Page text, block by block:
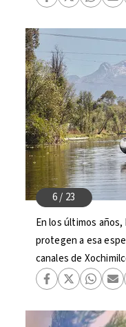
En los últimos
protegen a esa
canales de